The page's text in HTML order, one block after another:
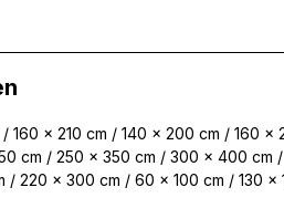
160 x 210 cm / 140 x 200 cm / 160 x
cm / 250 x 350 cm / 300 x 400 cm /
/ 220 x 300 cm / 60 x 100 cm / 130 x